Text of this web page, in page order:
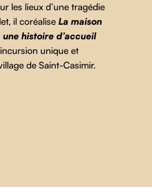
les lieux d’une tragédie
il coréalise La maison
histoire d’accueil
unique et
de Saint-Casimir.